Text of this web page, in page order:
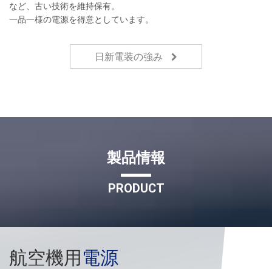
など、古い技術を維持保有。
一品一様の電源を得意としています。
日新電装の強み
製品情報
PRODUCT
航空機用電源